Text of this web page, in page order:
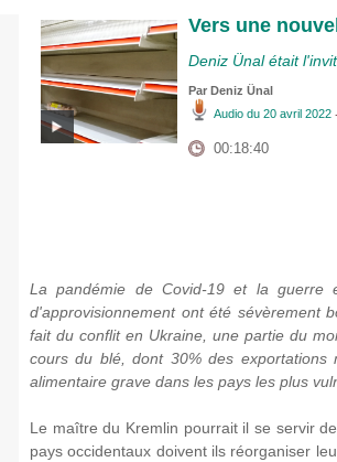
Vers une
Deniz Ünal était
Par Deniz Ünal
Audio du 20 avril 2022
00:18:40
La pandémie de Covid-19 et la guerre
d'approvisionnement ont été sévèrement
fait du conflit en Ukraine, une partie du
cours du blé, dont 30% des exportations
alimentaire grave dans les pays les plus
Le maître du Kremlin pourrait il se servir
pays occidentaux doivent ils réorganiser